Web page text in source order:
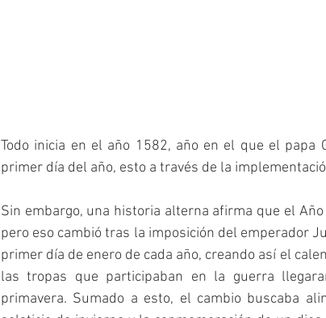
Todo inicia en el año 1582, año en el que el papa
primer día del año, esto a través de la
Sin embargo, una historia alterna afirma que el
pero eso cambió tras la imposición del emperador
primer día de enero de cada año, creando así el
las tropas que participaban en la guerra
primavera. Sumado a esto, el cambio buscaba